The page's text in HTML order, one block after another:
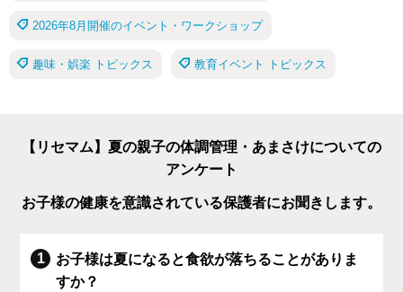
2026年8月開催のイベント・ワークショップ
趣味・娯楽 トピックス 教育イベント トピックス
【リセマム】夏の親子の体調管理・あまさけについての
アンケート
お子様の健康を意識されている保護者にお聞きします。
お子様は夏になると食欲が落ちることがありま
すか？